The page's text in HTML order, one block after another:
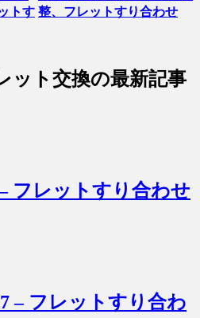
トす 整、フレットすり合わせ
ット交換の最新記事
フレットすり合わせ
– フレットすり合わ